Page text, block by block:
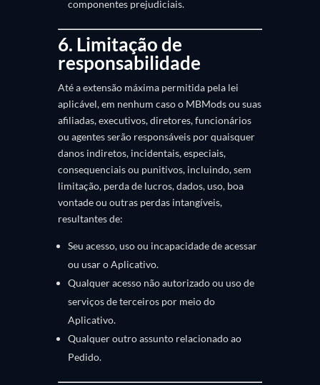
componentes prejudiciais.
6. Limitação de
responsabilidade
Até a extensão máxima permitida pela lei
aplicável, em nenhum caso o MBMods ou suas
afiliadas, executivos, diretores, funcionários
ou agentes serão responsáveis por quaisquer
danos indiretos, incidentais, especiais,
consequenciais ou punitivos, incluindo, sem
limitação, perda de lucros, dados, uso, boa
vontade ou outras perdas intangíveis,
resultantes de:
Seu acesso, uso ou incapacidade de acessar
ou usar o Aplicativo.
Qualquer acesso não autorizado ou uso de
serviços de terceiros por meio do
Aplicativo.
Qualquer outro assunto relacionado ao
Pedido.